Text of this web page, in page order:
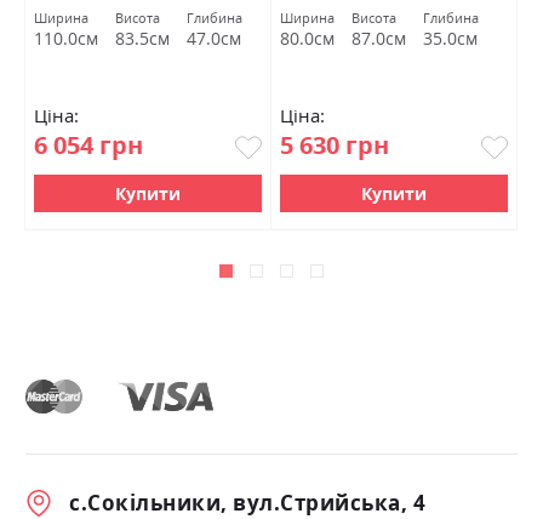
Ширина
110.0см
Висота
83.5см
Глибина
47.0см
Ціна:
6 054 грн
Купити
Ширина
80.0см
Висота
87.0см
Глибина
35.0см
Ціна:
5 630 грн
Купити
с.Сокільники, вул.Стрийська, 4